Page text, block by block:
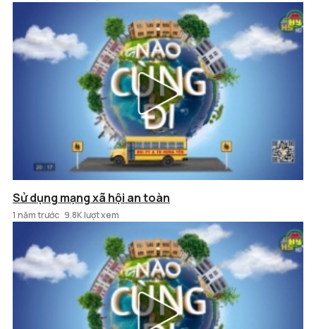
Sử dụng mạng xã hội an toàn
1 năm trước 9.8K lượt xem